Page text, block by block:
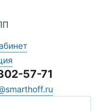
57-71